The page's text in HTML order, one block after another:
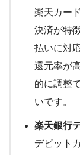
楽天カー
決済が特
払いに対
還元率が
的に調整
いです。
楽天銀行
デビット